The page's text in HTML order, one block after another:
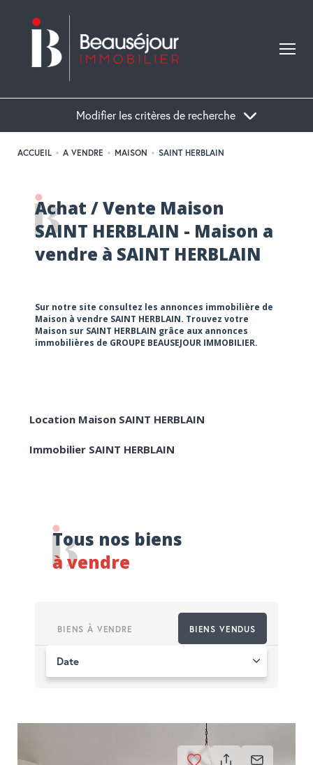
Modifier les critères de recherche
Localisation
RECHERCHER
ACCUEIL A VENDRE MAISON SAINT HERBLAIN
Achat / Vente Maison
SAINT HERBLAIN - Maison a
vendre à SAINT HERBLAIN
Sur notre site consultez les annonces immobilière de
Maison à vendre SAINT HERBLAIN. Trouvez votre
Maison sur SAINT HERBLAIN grâce aux annonces
immobilières de GROUPE BEAUSEJOUR IMMOBILIER.
Location Maison SAINT HERBLAIN
Immobilier SAINT HERBLAIN
Tous nos biens
à vendre
BIENS À VENDRE BIENS VENDUS